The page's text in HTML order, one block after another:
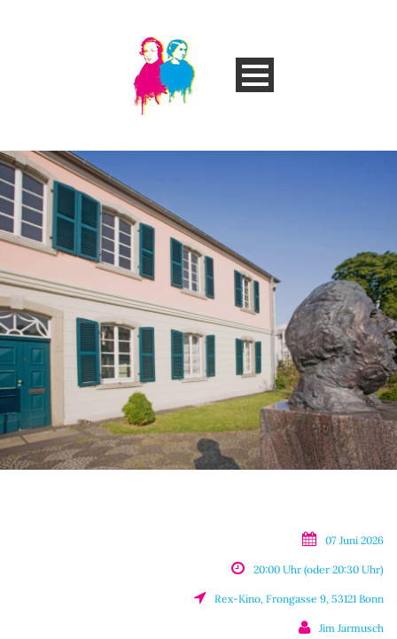
07 Juni 2026
20:00 Uhr (oder 20:30 Uhr)
Rex-Kino, Frongasse 9, 53121 Bonn
Jim Jarmusch